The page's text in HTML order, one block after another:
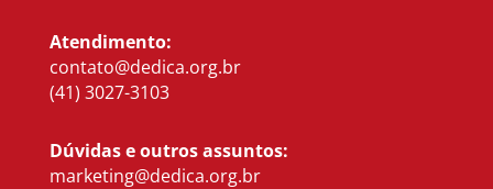
Atendimento:
contato@dedica.org.br
(41) 3027-3103
Dúvidas e outros assuntos:
marketing@dedica.org.br